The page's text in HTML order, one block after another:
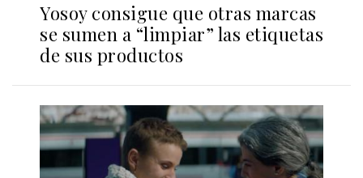
Yosoy consigue que otras marcas
se sumen a “limpiar” las etiquetas
de sus productos